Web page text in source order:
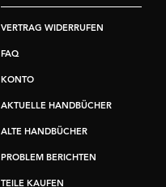
VERTRAG WIDERRUFEN
FAQ
KONTO
AKTUELLE HANDBÜCHER
ALTE HANDBÜCHER
PROBLEM BERICHTEN
TEILE KAUFEN